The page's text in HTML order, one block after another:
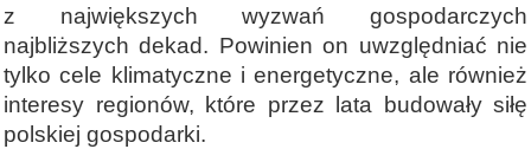
z największych wyzwań gospodarczych
najbliższych dekad. Powinien on uwzględniać nie
tylko cele klimatyczne i energetyczne, ale również
interesy regionów, które przez lata budowały siłę
polskiej gospodarki.